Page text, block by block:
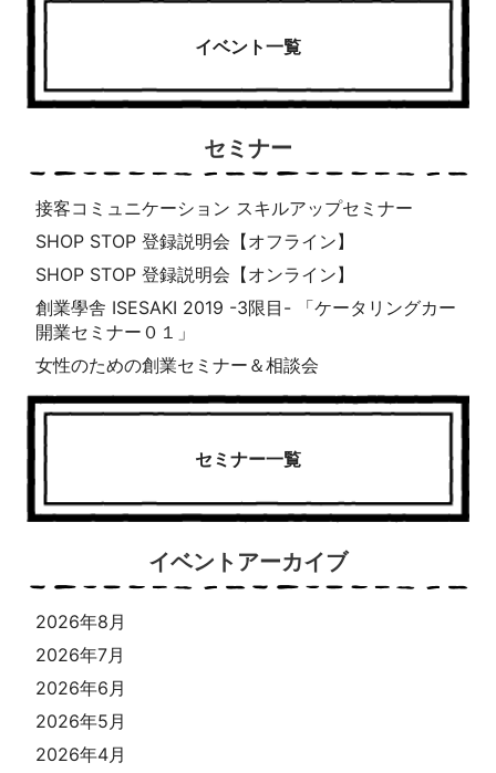
イベント一覧
セミナー
接客コミュニケーション スキルアップセミナー
SHOP STOP 登録説明会【オフライン】
SHOP STOP 登録説明会【オンライン】
創業學舎 ISESAKI 2019 -3限目- 「ケータリングカー
開業セミナー０１」
女性のための創業セミナー＆相談会
セミナー一覧
イベントアーカイブ
2026年8月
2026年7月
2026年6月
2026年5月
2026年4月